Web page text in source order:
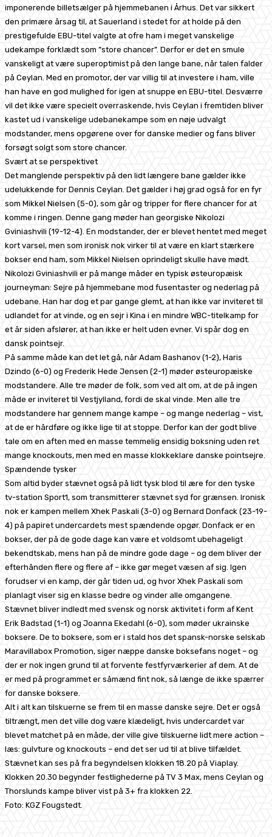
imponerende billetsælger på hjemmebanen i Århus. Det var sikkert
den primære årsag til, at Sauerland i stedet for at holde på den
prestigefulde EBU-titel valgte at ofre ham i meget vanskelige
udekampe forklædt som ”store chancer”. Derfor er det en smule
vanskeligt at være superoptimist på den lange bane, når talen falder
på Ceylan. Med en promotor, der var villig til at investere i ham, ville
han have en god mulighed for igen at snuppe en EBU-titel. Desværre
vil det ikke være specielt overraskende, hvis Ceylan i fremtiden bliver
kastet ud i vanskelige udebanekampe som en nøje udvalgt
modstander, mens opgørene over for danske medier og fans bliver
forsøgt solgt som store chancer.
Svært at se perspektivet
Det manglende perspektiv på den lidt længere bane gælder ikke
udelukkende for Dennis Ceylan. Det gælder i høj grad også for en fyr
som Mikkel Nielsen (5-0), som går og tripper for flere chancer for at
komme i ringen. Denne gang møder han georgiske Nikolozi
Gviniashvili (19-12-4). En modstander, der er blevet hentet med meget
kort varsel, men som ironisk nok virker til at være en klart stærkere
bokser end ham, som Mikkel Nielsen oprindeligt skulle have mødt.
Nikolozi Gviniashvili er på mange måder en typisk østeuropæisk
journeyman: Sejre på hjemmebane mod fusentaster og nederlag på
udebane. Han har dog et par gange glemt, at han ikke var inviteret til
udlandet for at vinde, og en sejr i Kina i en mindre WBC-titelkamp for
et år siden afslører, at han ikke er helt uden evner. Vi spår dog en
dansk pointsejr.
På samme måde kan det let gå, når Adam Bashanov (1-2), Haris
Dzindo (6-0) og Frederik Hede Jensen (2-1) møder østeuropæiske
modstandere. Alle tre møder de folk, som ved alt om, at de på ingen
måde er inviteret til Vestjylland, fordi de skal vinde. Men alle tre
modstandere har gennem mange kampe – og mange nederlag – vist,
at de er hårdføre og ikke lige til at stoppe. Derfor kan der godt blive
tale om en aften med en masse temmelig ensidig boksning uden ret
mange knockouts, men med en masse klokkeklare danske pointsejre.
Spændende tysker
Som altid byder stævnet også på lidt tysk blod til ære for den tyske
tv-station Sport1, som transmitterer stævnet syd for grænsen. Ironisk
nok er kampen mellem Xhek Paskali (3-0) og Bernard Donfack (23-19-
4) på papiret undercardets mest spændende opgør. Donfack er en
bokser, der på de gode dage kan være et voldsomt ubehageligt
bekendtskab, mens han på de mindre gode dage – og dem bliver der
efterhånden flere og flere af – ikke gør meget væsen af sig. Igen
forudser vi en kamp, der går tiden ud, og hvor Xhek Paskali som
planlagt viser sig en klasse bedre og vinder alle omgangene.
Stævnet bliver indledt med svensk og norsk aktivitet i form af Kent
Erik Badstad (1-1) og Joanna Ekedahl (6-0), som møder ukrainske
boksere. De to boksere, som er i stald hos det spansk-norske selskab
Maravillabox Promotion, siger næppe danske boksefans noget – og
der er nok ingen grund til at forvente festfyrværkerier af dem. At de
er med på programmet er såmænd fint nok, så længe de ikke spærrer
for danske boksere.
Alt i alt kan tilskuerne se frem til en masse danske sejre. Det er også
tiltrængt, men det ville dog være klædeligt, hvis undercardet var
blevet matchet på en måde, der ville give tilskuerne lidt mere action –
læs: gulvture og knockouts – end det ser ud til at blive tilfældet.
Stævnet kan ses på fra begyndelsen klokken 18.20 på Viaplay.
Klokken 20.30 begynder festlighederne på TV 3 Max, mens Ceylan og
Thorslunds kampe bliver vist på 3+ fra klokken 22.
Foto: KGZ Fougstedt.